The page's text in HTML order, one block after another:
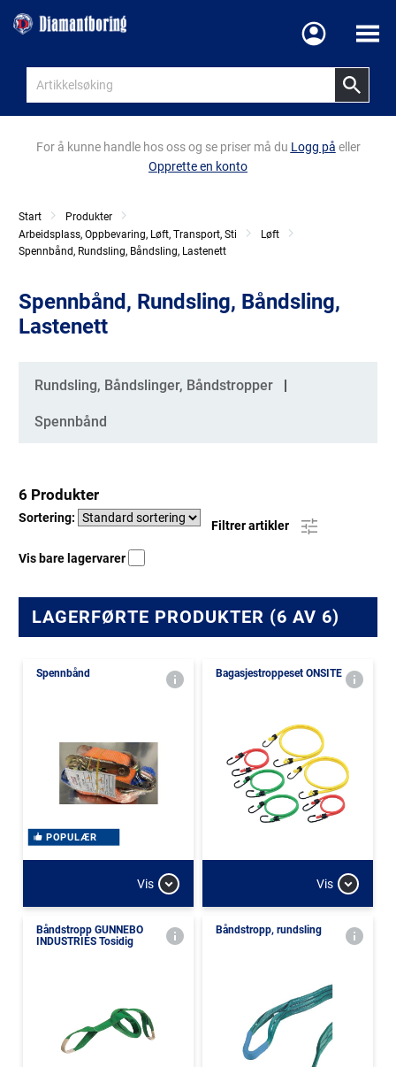
Meny
For å kunne handle hos oss og se priser må du Logg på eller
Opprette en konto
Start
Produkter
Arbeidsplass, Oppbevaring, Løft, Transport, Sti
Løft
Spennbånd, Rundsling, Båndsling, Lastenett
Spennbånd, Rundsling, Båndsling,
Lastenett
Kategorier
Rundsling, Båndslinger, Båndstropper
Spennbånd
6 Produkter
Sortering:
Filtrer artikler
Vis bare lagervarer
LAGERFØRTE PRODUKTER (6 AV 6)
Spennbånd
POPULÆR
Vis
Bagasjestroppeset ONSITE
Vis
Båndstropp GUNNEBO
INDUSTRIES Tosidig
Båndstropp, rundsling